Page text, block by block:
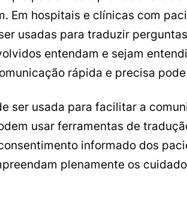
Em hospitais e clínicas com
usadas para traduzir
entendam e sejam
rápida e precisa
ser usada para facilitar a
usar ferramentas de
informado dos
plenamente os